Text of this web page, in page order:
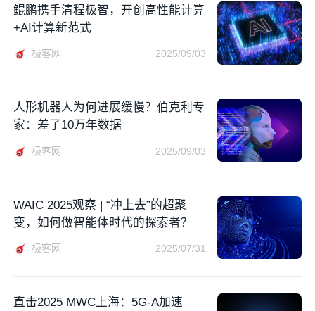
鲲鹏携手清程极智，开创高性能计算
+AI计算新范式
极客网 2025/09/03
人形机器人为何进展缓慢？伯克利专
家：差了10万年数据
极客网 2025/09/03
WAIC 2025观察 | “冲上去”的超聚
变，如何做智能体时代的探索者？
极客网 2025/07/31
直击2025 MWC上海：5G-A加速